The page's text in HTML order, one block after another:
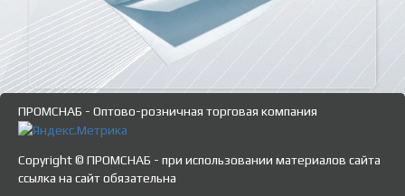
ПРОМСНАБ - Оптово-розничная торговая компания
Copyright © ПРОМСНАБ - при использовании материалов сайта
ссылка на сайт обязательна